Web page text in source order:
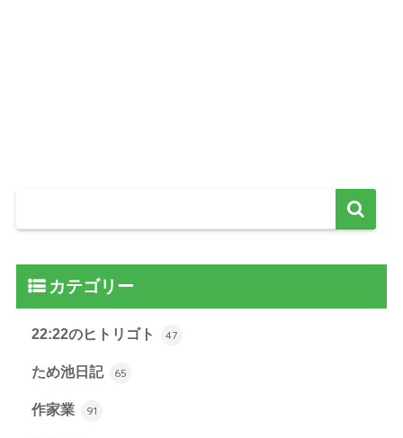
カテゴリー
22:22のヒトリゴト 47
ため池日記 65
作家業 91